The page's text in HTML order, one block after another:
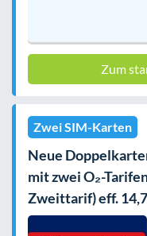
Zum
Zwei SIM-Karten
Neue
mit zwei O₂-
Zweittarif) eff.